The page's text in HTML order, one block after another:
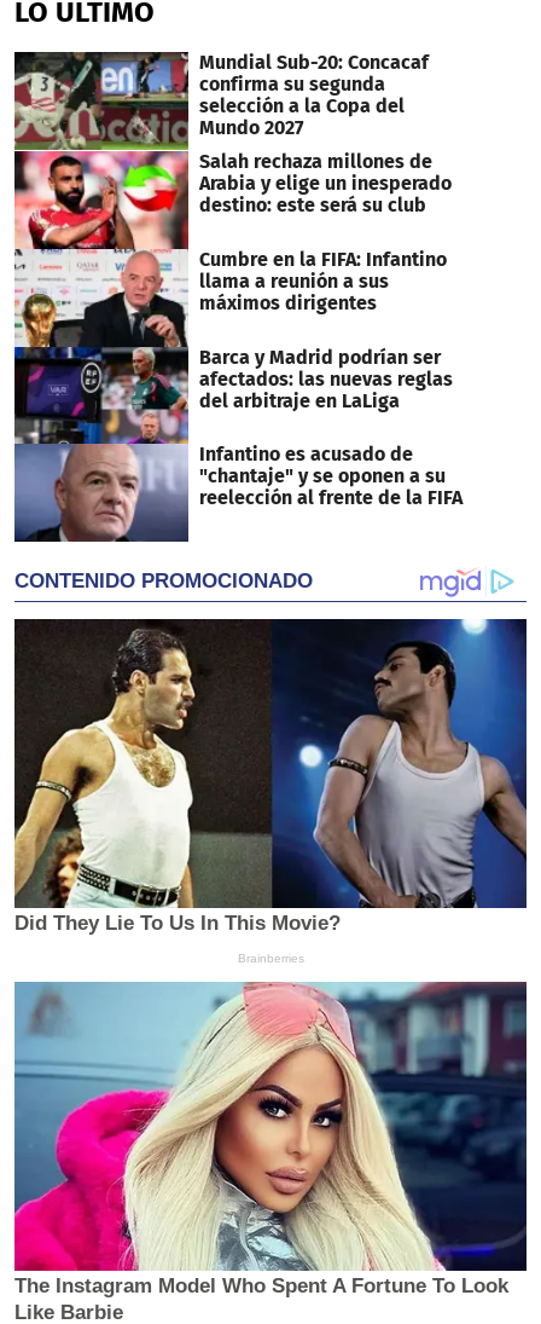
54
LO ÚLTIMO
Mundial Sub-20: Concacaf
confirma su segunda
selección a la Copa del
Mundo 2027
Salah rechaza millones de
Arabia y elige un inesperado
destino: este será su club
Cumbre en la FIFA: Infantino
llama a reunión a sus
máximos dirigentes
Barca y Madrid podrían ser
afectados: las nuevas reglas
del arbitraje en LaLiga
Infantino es acusado de
"chantaje" y se oponen a su
reelección al frente de la FIFA